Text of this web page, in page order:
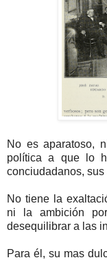
No es aparatoso,
política a que lo
conciudadanos,
No tiene la
ni la ambición
desequilibrar a las
Para él, su mas